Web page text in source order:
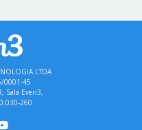
LTDA
0001-45
Sala Even3,
260